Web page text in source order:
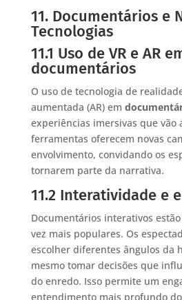
11. Documentários e
Tecnologias
11.1 Uso de VR e AR
documentários
O uso de tecnologia de
aumentada (AR) em
experiências imersivas que vão
ferramentas oferecem novas
envolvimento, convidando os
tornarem parte da narrativa.
11.2 Interatividade e
Documentários interativos
vez mais populares. Os
escolher diferentes ângulos da
mesmo tomar decisões que
do enredo. Isso permite um
entendimento mais profundo